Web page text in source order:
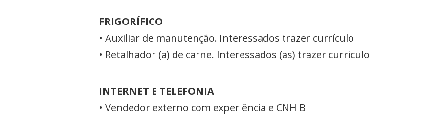
FRIGORÍFICO
• Auxiliar de manutenção. Interessados trazer currículo
• Retalhador (a) de carne. Interessados (as) trazer currículo
INTERNET E TELEFONIA
• Vendedor externo com experiência e CNH B